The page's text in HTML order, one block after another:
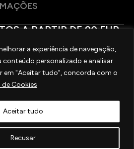
a experiência de navegação,
conteúdo personalizado e analisar
em "Aceitar tudo", concorda com o
Cookies
Recusar
Aceitar tudo
A PARTIR DE 90 EUR
| REAL WEBSITE BY